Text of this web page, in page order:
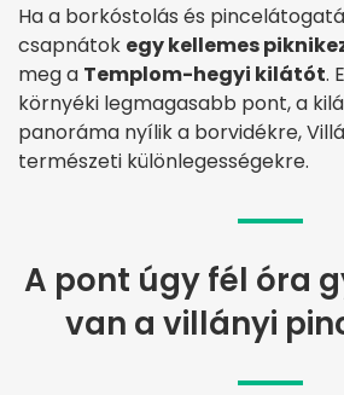
Ha a borkóstolás és
csapnátok egy kellemes
meg a Templom-hegyi kilátót.
környéki legmagasabb pont, a
panoráma nyílik a borvidékre,
természeti különlegességekre.
A pont úgy fél óra
van a villányi